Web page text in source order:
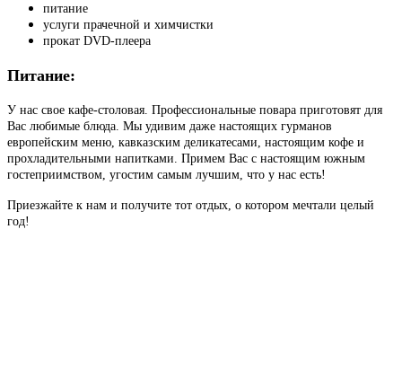
питание
услуги прачечной и химчистки
прокат DVD-плеера
Питание:
У нас свое кафе-столовая. Профессиональные повара приготовят для
Вас любимые блюда. Мы удивим даже настоящих гурманов
европейским меню, кавказским деликатесами, настоящим кофе и
прохладительными напитками. Примем Вас с настоящим южным
гостеприимством, угостим самым лучшим, что у нас есть!
Приезжайте к нам и получите тот отдых, о котором мечтали целый
год!